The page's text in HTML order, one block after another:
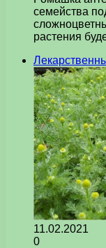
семейства
растения
11.02.2021
0